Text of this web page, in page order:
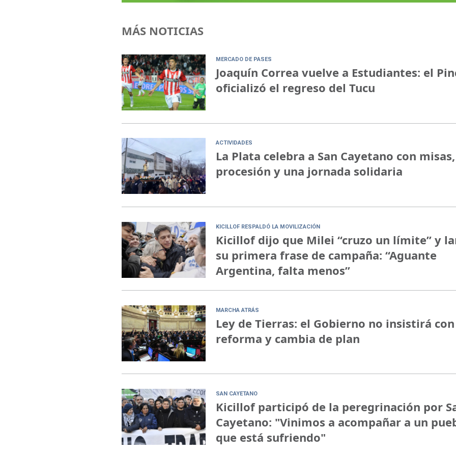
MÁS NOTICIAS
MERCADO DE PASES
Joaquín Correa vuelve a Estudiantes: el
oficializó el regreso del Tucu
ACTIVIDADES
La Plata celebra a San Cayetano con misas,
procesión y una jornada solidaria
KICILLOF RESPALDÓ LA MOVILIZACIÓN
Kicillof dijo que Milei “cruzo un límite” y
su primera frase de campaña: “Aguante
Argentina, falta menos”
MARCHA ATRÁS
Ley de Tierras: el Gobierno no insistirá
reforma y cambia de plan
SAN CAYETANO
Kicillof participó de la peregrinación por
Cayetano: "Vinimos a acompañar a un
que está sufriendo"